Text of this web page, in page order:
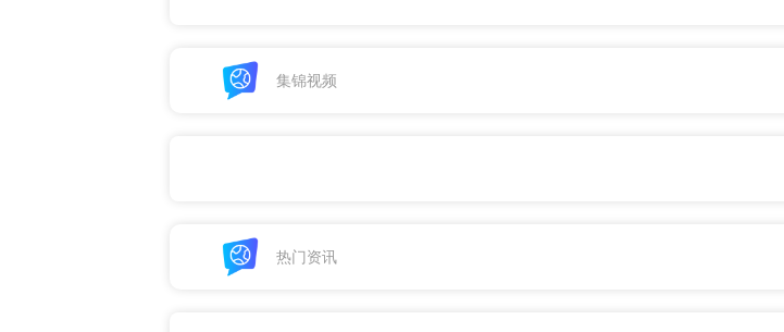
集锦视频
热门资讯